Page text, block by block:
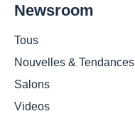
Newsroom
Tous
Nouvelles & Tendances
Salons
Videos